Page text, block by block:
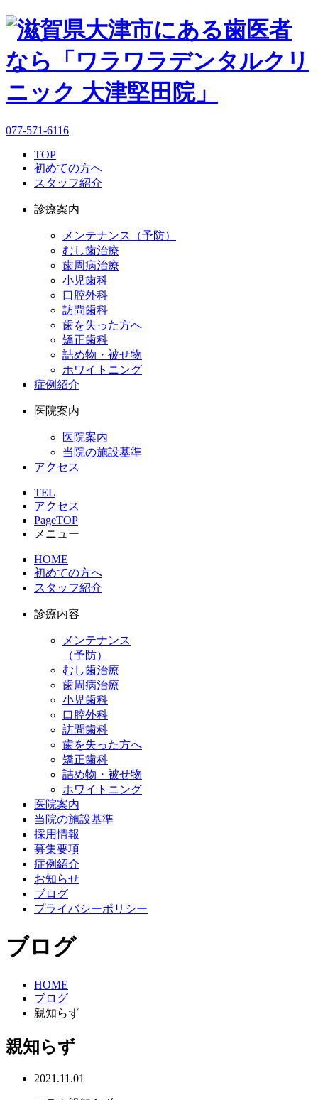
077-571-6116
TOP
初めての方へ
スタッフ紹介
診療案内
メンテナンス（予防）
むし歯治療
歯周病治療
小児歯科
口腔外科
訪問歯科
歯を失った方へ
矯正歯科
詰め物・被せ物
ホワイトニング
症例紹介
医院案内
医院案内
当院の施設基準
アクセス
TEL
アクセス
PageTOP
メニュー
HOME
初めての方へ
スタッフ紹介
診療内容
メンテナンス
（予防）
むし歯治療
歯周病治療
小児歯科
口腔外科
訪問歯科
歯を失った方へ
矯正歯科
詰め物・被せ物
ホワイトニング
医院案内
当院の施設基準
採用情報
募集要項
症例紹介
お知らせ
ブログ
プライバシーポリシー
ブログ
HOME
ブログ
親知らず
親知らず
2021.11.01